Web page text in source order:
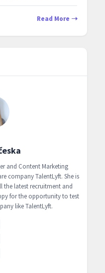
Read More
and Content Marketing
company TalentLyft. She is
the latest recruitment and
for the opportunity to test
like TalentLyft.